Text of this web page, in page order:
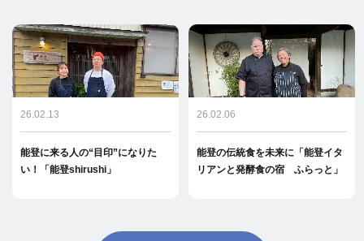
26.02.13
能登に来る人の“目印”になりた
い！「能登shirushi」
26.02.06
能登の伝統食を未来に「能登イタ
リアンと発酵食の宿 ふらっと」